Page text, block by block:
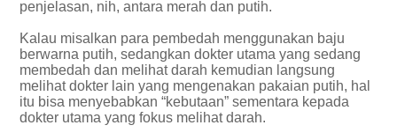
penjelasan, nih, antara merah dan putih.
Kalau misalkan para pembedah menggunakan baju
berwarna putih, sedangkan dokter utama yang sedang
membedah dan melihat darah kemudian langsung
melihat dokter lain yang mengenakan pakaian putih, hal
itu bisa menyebabkan “kebutaan” sementara kepada
dokter utama yang fokus melihat darah.